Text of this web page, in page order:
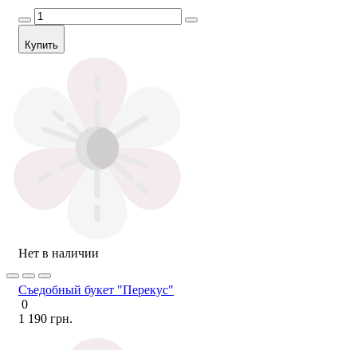
Купить
Нет в наличии
Съедобный букет "Перекус"
0
1 190 грн.